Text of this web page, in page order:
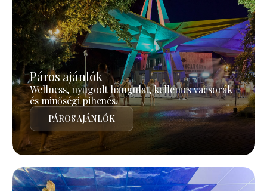
Páros ajánlók
Wellness, nyugodt hangulat, kellemes vacsorák
és minőségi pihenés.
PÁROS AJÁNLÓK